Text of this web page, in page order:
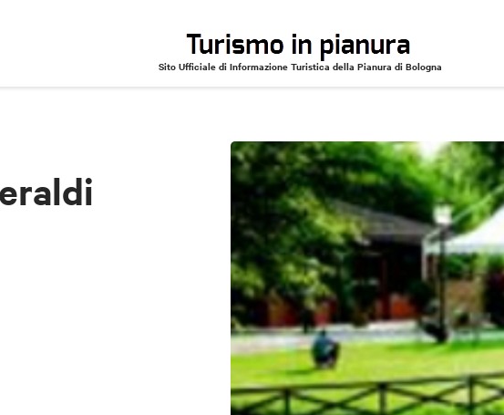
Sito Ufficiale di Informazione Turistica della Pianura di Bologna